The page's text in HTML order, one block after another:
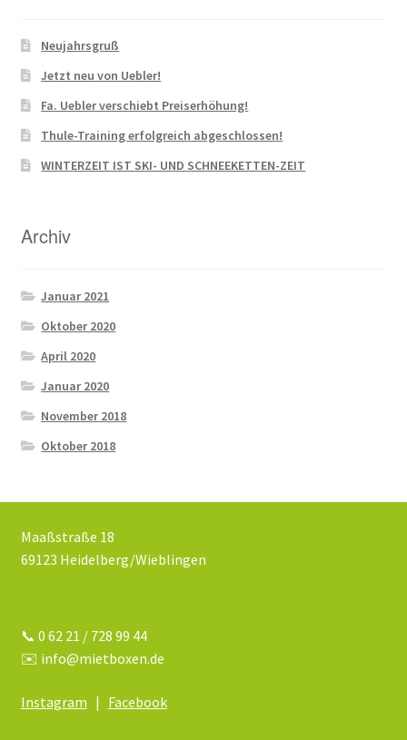
Neujahrsgruß
Jetzt neu von Uebler!
Fa. Uebler verschiebt Preiserhöhung!
Thule-Training erfolgreich abgeschlossen!
WINTERZEIT IST SKI- UND SCHNEEKETTEN-ZEIT
Archiv
Januar 2021
Oktober 2020
April 2020
Januar 2020
November 2018
Oktober 2018
Maaßstraße 18
69123 Heidelberg/Wieblingen
📞 0 62 21 / 728 99 44
✉️ info@mietboxen.de
Instagram | Facebook